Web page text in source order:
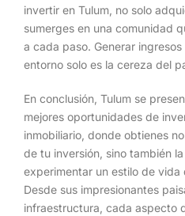
invertir en Tulum, no solo
sumerges en una comunidad
a cada paso. Generar
entorno solo es la cereza del
En conclusión, Tulum se
mejores oportunidades de
inmobiliario, donde obtienes
de tu inversión, sino también
experimentar un estilo de vida
Desde sus impresionantes
infraestructura, cada aspecto